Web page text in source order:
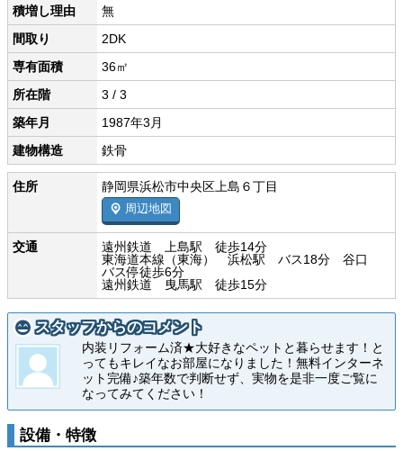
積増し理由
無
間取り
2DK
専有面積
36㎡
所在階
3 / 3
築年月
1987年3月
建物構造
鉄骨
住所 静岡県浜松市中央区上島６丁目
周辺地図
交通
遠州鉄道 上島駅 徒歩14分
東海道本線（東海） 浜松駅 バス18分 谷口
バス停徒歩6分
遠州鉄道 曳馬駅 徒歩15分
スタッフからのコメント
内装リフォーム済★大好きなペットと暮らせます！と
ってもキレイなお部屋になりました！無料インターネ
ット完備♪築年数で判断せず、実物を是非一度ご覧に
なってみてください！
設備・特徴